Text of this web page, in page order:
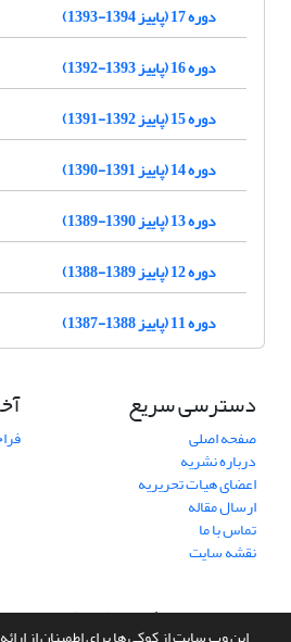
دوره 17 (پاییز 1394-1393)
دوره 16 (پاییز 1393-1392)
دوره 15 (پاییز 1392-1391)
دوره 14 (پاییز 1391-1390)
دوره 13 (پاییز 1390-1389)
دوره 12 (پاییز 1389-1388)
دوره 11 (پاییز 1388-1387)
دسترسی سریع
صفحه اصلی
درباره نشریه
اعضای هیات تحریریه
ارسال مقاله
تماس با ما
نقشه سایت
سامانه مدیریت نشریات علمی.طراحی و